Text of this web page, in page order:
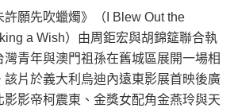
許願先吹蠟燭》（I Blew Out the
a Wish）由周鉅宏與胡錦筵聯合執
青年與澳門祖孫在舊城區展開一場相
該片於義大利烏迪內遠東影展首映後廣
影帝柯震東、金獎女配角金燕玲與天